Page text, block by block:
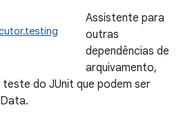
Assistente para
outras
dependências de
arquivamento,
teste do JUnit que podem ser